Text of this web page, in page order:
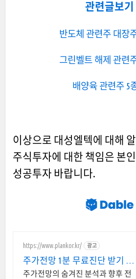
관련글보기
반도체 관련주 대장
그린벨트 해제 관련
배양육 관련주 5
이상으로 대성엘텍에 대해
주식투자에 대한 책임은 본
성공투자 바랍니다.
https://www.plankor.kr/ 광고
주가전망 1분 무료진단 받기 가
입즉시 무료리포트 100%
주가전망의 숨겨진 분석과 향후 전